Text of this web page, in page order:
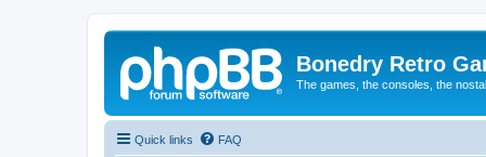
Bonedry Retro
The games, the consoles, the
Quick links FAQ